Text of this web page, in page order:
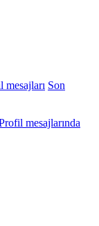
Son
mesajlarında